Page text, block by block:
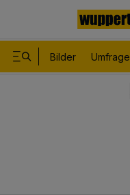
Bilder Umfrage